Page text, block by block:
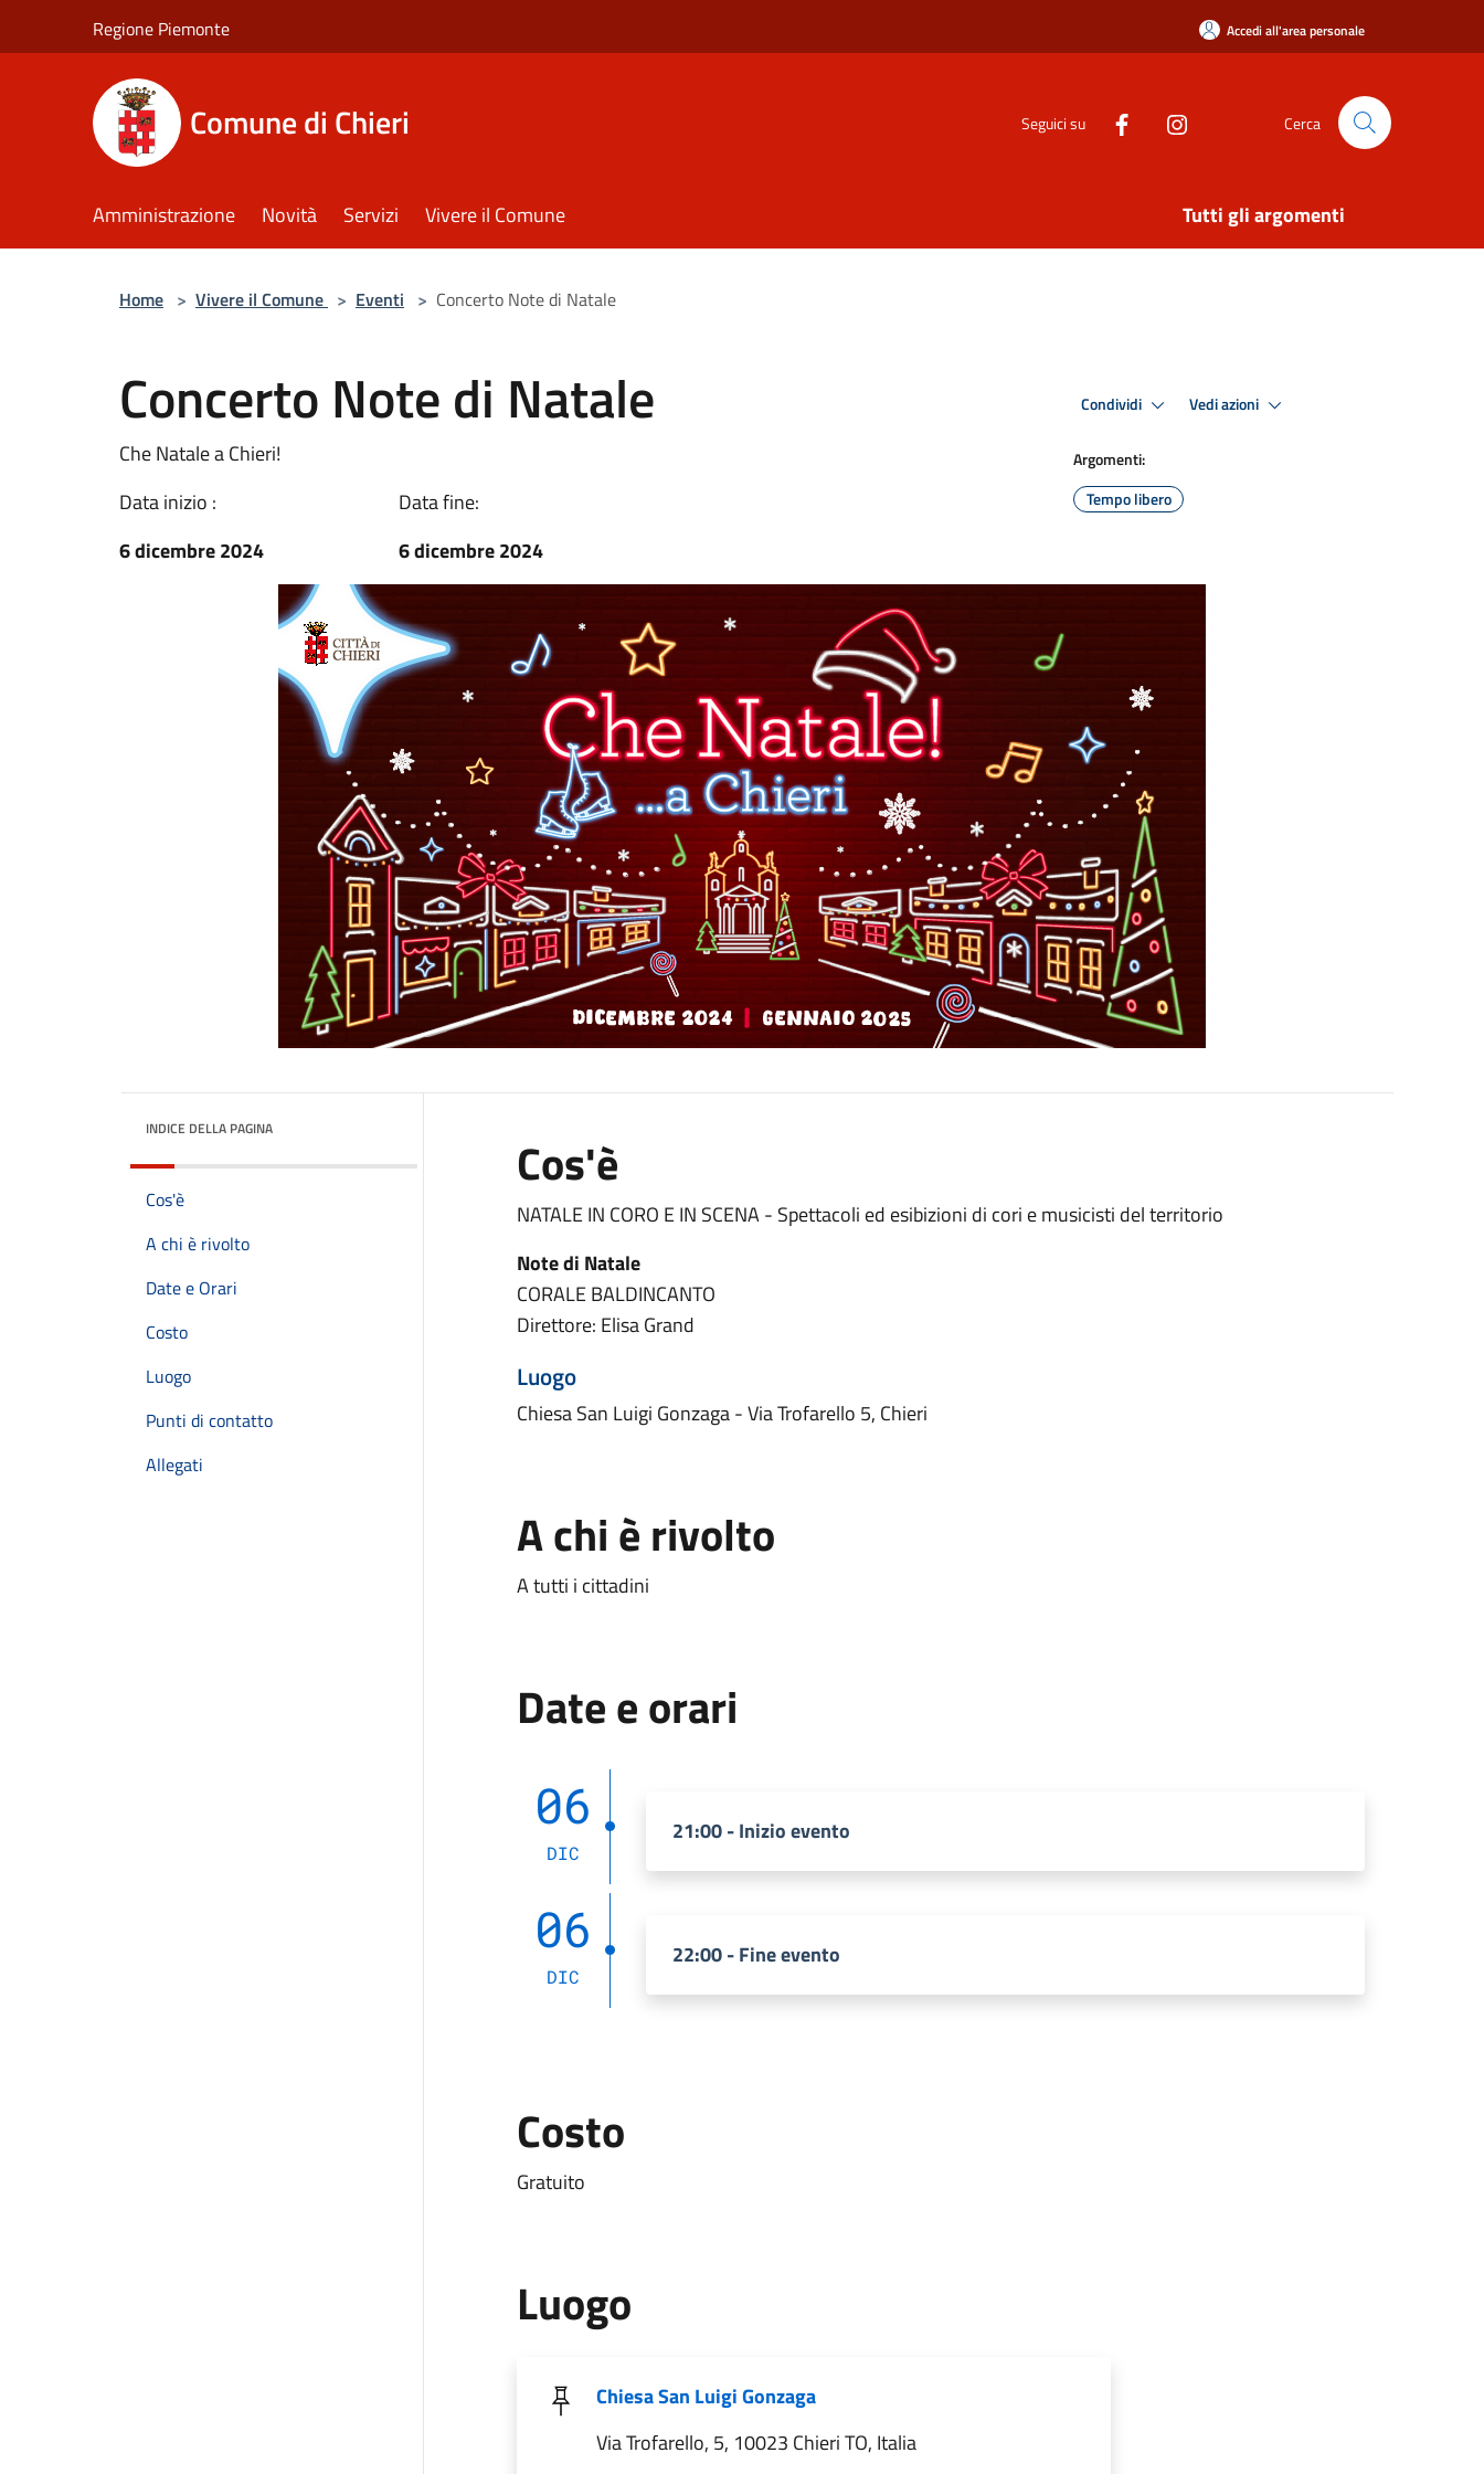
Regione Piemonte Accedi all'area personale
Comune di Chieri Seguici su Cerca
Amministrazione Novità Servizi Vivere il Comune Tutti gli argomenti
Home > Vivere il Comune > Eventi > Concerto Note di Natale
Concerto Note di Natale
Che Natale a Chieri!
Data inizio :
6 dicembre 2024
Data fine:
6 dicembre 2024
Condividi Vedi azioni
Argomenti:
Tempo libero
INDICE DELLA PAGINA
Cos'è
A chi è rivolto
Date e Orari
Costo
Luogo
Punti di contatto
Allegati
Cos'è
NATALE IN CORO E IN SCENA - Spettacoli ed esibizioni di cori e musicisti del territorio
Note di Natale
CORALE BALDINCANTO
Direttore: Elisa Grand
Luogo
Chiesa San Luigi Gonzaga - Via Trofarello 5, Chieri
A chi è rivolto
A tutti i cittadini
Date e orari
06
DIC
21:00 - Inizio evento
06
DIC
22:00 - Fine evento
Costo
Gratuito
Luogo
Chiesa San Luigi Gonzaga
Via Trofarello, 5, 10023 Chieri TO, Italia